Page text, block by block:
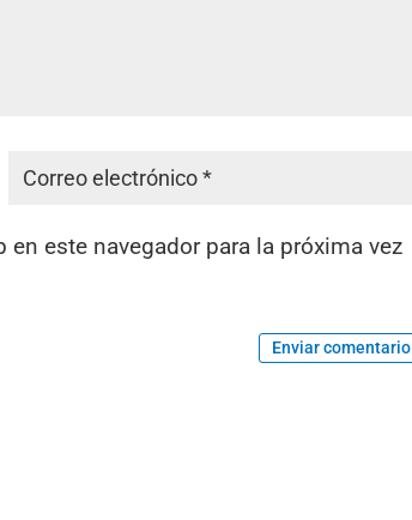
este navegador para la próxima vez
Enviar comentario